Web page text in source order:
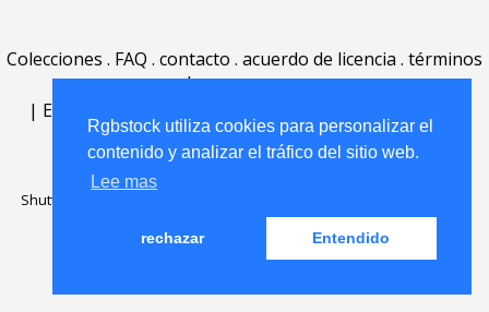
Rgbstock utiliza cookies para personalizar el
contenido y analizar el tráfico del sitio web.
Lee mas
rechazar Entendido
Colecciones . FAQ . contacto . acuerdo de licencia . términos
de uso.acerca.
| English
Nederlands|
Shutterstock official partner of Rgbstock
Rgbstock